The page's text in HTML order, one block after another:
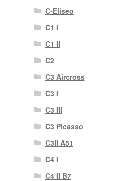
C-Eliseo
C1 I
C1 II
C2
C3 Aircross
C3 I
C3 III
C3 Picasso
C3II A51
C4 I
C4 II B7